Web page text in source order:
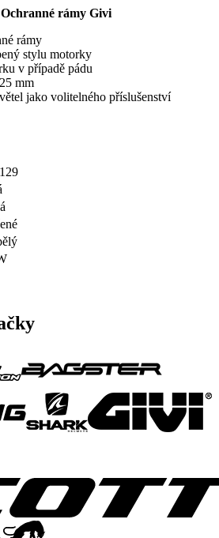
rámy Givi
rámy
stylu motorky
v případě pádu
mm
jako volitelného příslušenství